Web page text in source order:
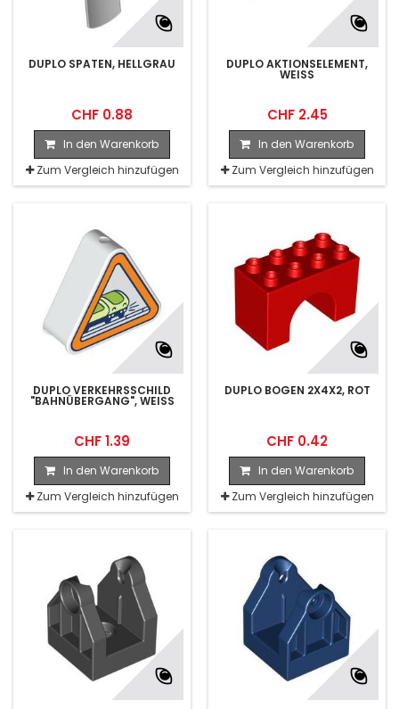
DUPLO SPATEN, HELLGRAU
CHF 0.88
In den Warenkorb
Zum Vergleich hinzufügen
DUPLO AKTIONSELEMENT,
WEISS
CHF 2.45
In den Warenkorb
Zum Vergleich hinzufügen
DUPLO VERKEHRSSCHILD
"BAHNÜBERGANG", WEISS
CHF 1.39
In den Warenkorb
Zum Vergleich hinzufügen
DUPLO BOGEN 2X4X2, ROT
CHF 0.42
In den Warenkorb
Zum Vergleich hinzufügen